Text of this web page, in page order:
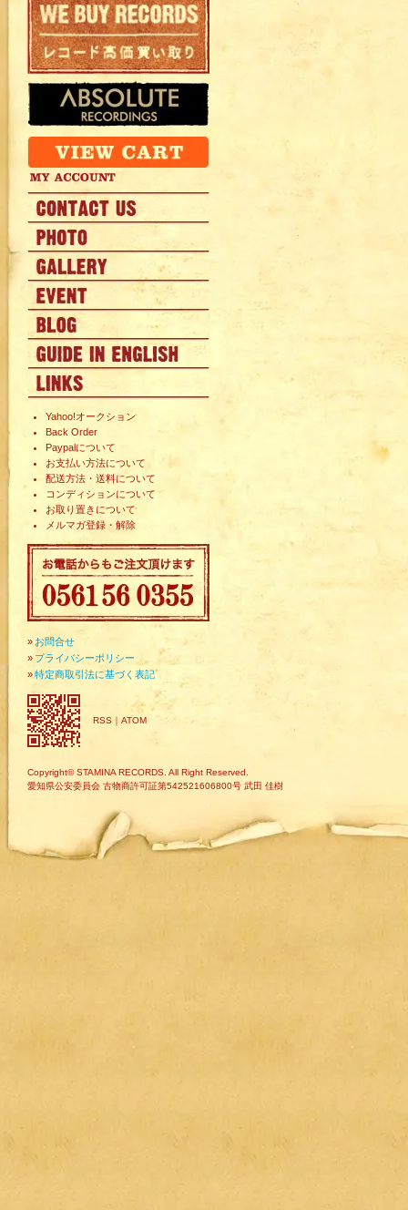
Yahoo!オークション
Back Order
Paypalについて
お支払い方法について
配送方法・送料について
コンディションについて
お取り置きについて
メルマガ登録・解除
» お問合せ
» プライバシーポリシー
»特定商取引法に基づく表記
RSS ｜ ATOM
Copyright© STAMINA RECORDS. All Right Reserved.
愛知県公安委員会 古物商許可証第542521606800号 武田 佳樹